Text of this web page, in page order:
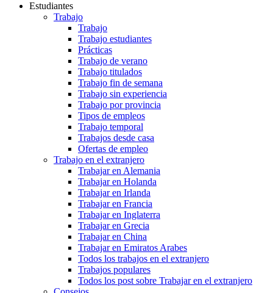
Estudiantes
Trabajo
Trabajo
Trabajo estudiantes
Prácticas
Trabajo de verano
Trabajo titulados
Trabajo fin de semana
Trabajo sin experiencia
Trabajo por provincia
Tipos de empleos
Trabajo temporal
Trabajos desde casa
Ofertas de empleo
Trabajo en el extranjero
Trabajar en Alemania
Trabajar en Holanda
Trabajar en Irlanda
Trabajar en Francia
Trabajar en Inglaterra
Trabajar en Grecia
Trabajar en China
Trabajar en Emiratos Arabes
Todos los trabajos en el extranjero
Trabajos populares
Todos los post sobre Trabajar en el extranjero